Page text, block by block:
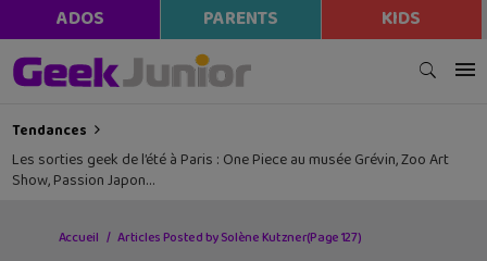
ADOS PARENTS KIDS
Tendances
Les sorties geek de l’été à Paris : One Piece au musée Grévin, Zoo Art
Show, Passion Japon…
Accueil Articles Posted by Solène Kutzner(Page 127)